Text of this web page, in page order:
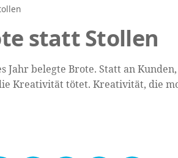
statt Stollen
belegte Brote. Statt an
Kreativität tötet. Kreativität, die